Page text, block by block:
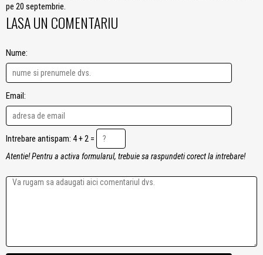
pe 20 septembrie.
LASA UN COMENTARIU
Nume:
Email:
Intrebare antispam: 4 + 2 =
Atentie! Pentru a activa formularul, trebuie sa raspundeti corect la intrebare!